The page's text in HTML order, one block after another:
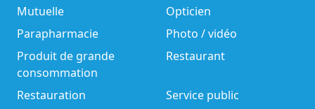
Mutuelle
Opticien
Parapharmacie
Photo / vidéo
Produit de grande
consommation
Restaurant
Restauration
Service public